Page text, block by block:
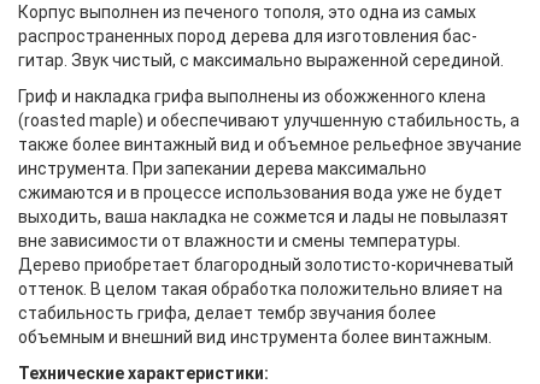
Корпус выполнен из печеного тополя, это одна из самых
распространенных пород дерева для изготовления бас-
гитар. Звук чистый, с максимально выраженной серединой.
Гриф и накладка грифа выполнены из обожженного клена
(roasted maple) и обеспечивают улучшенную стабильность, а
также более винтажный вид и объемное рельефное звучание
инструмента. При запекании дерева максимально
сжимаются и в процессе использования вода уже не будет
выходить, ваша накладка не сожмется и лады не повылазят
вне зависимости от влажности и смены температуры.
Дерево приобретает благородный золотисто-коричневатый
оттенок. В целом такая обработка положительно влияет на
стабильность грифа, делает тембр звучания более
объемным и внешний вид инструмента более винтажным.
Технические характеристики: